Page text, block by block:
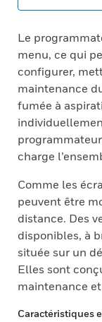
Le
menu, ce qui
configurer,
maintenance
fumée à
charge
Comme les
peuvent être
distance. Des
disponibles, à
située sur un
Elles sont
maintenance
Caractéristiques